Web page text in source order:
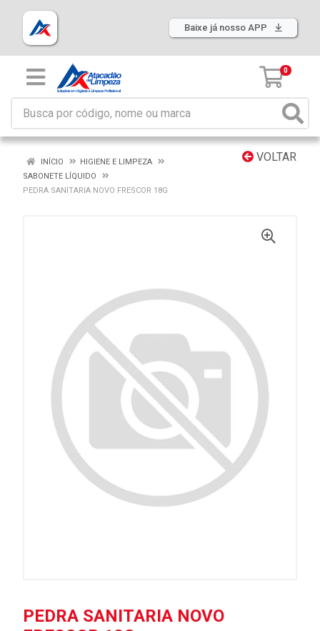
Baixe já nosso APP
0
VOLTAR
INÍCIO
HIGIENE E LIMPEZA
SABONETE LÍQUIDO
PEDRA SANITARIA NOVO FRESCOR 18G
PEDRA SANITARIA NOVO